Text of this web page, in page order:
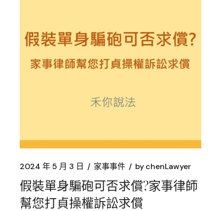
2024 年 5 月 3 日 家事事件 bychenLawyer
假裝單身騙砲可否求償?家事律師
幫您打貞操權訴訟求償